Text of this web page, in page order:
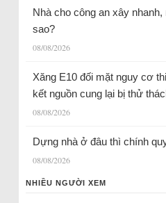
Nhà cho công an xây
sao?
08/08/2026
Xăng E10 đối mặt nguy cơ
kết nguồn cung lại bị thử
08/08/2026
Dựng nhà ở đâu thì chính
08/08/2026
NHIỀU NGƯỜI XEM